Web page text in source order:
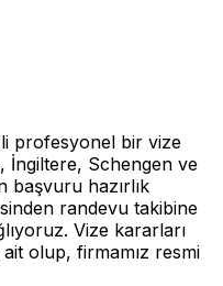
profesyonel bir vize
İngiltere, Schengen ve
başvuru hazırlık
randevu takibine
Vize kararları
olup, firmamız resmi